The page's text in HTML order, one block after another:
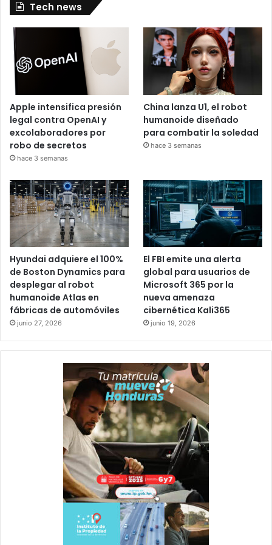
Tech news
Apple intensifica presión
legal contra OpenAI y
excolaboradores por
robo de secretos
hace 3 semanas
China lanza U1, el robot
humanoide diseñado
para combatir la soledad
hace 3 semanas
Hyundai adquiere el 100%
de Boston Dynamics para
desplegar al robot
humanoide Atlas en
fábricas de automóviles
junio 27, 2026
El FBI emite una alerta
global para usuarios de
Microsoft 365 por la
nueva amenaza
cibernética Kali365
junio 19, 2026